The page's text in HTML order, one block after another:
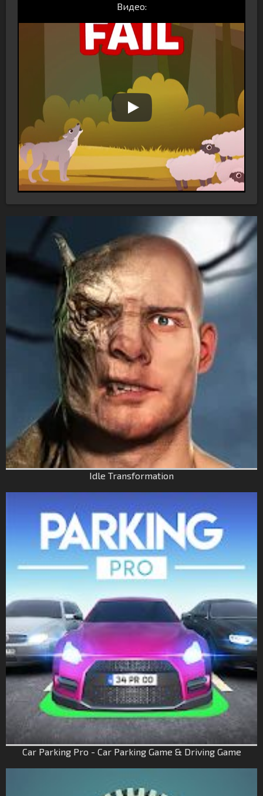
Видео:
Idle Transformation
Car Parking Pro - Car Parking Game & Driving Game